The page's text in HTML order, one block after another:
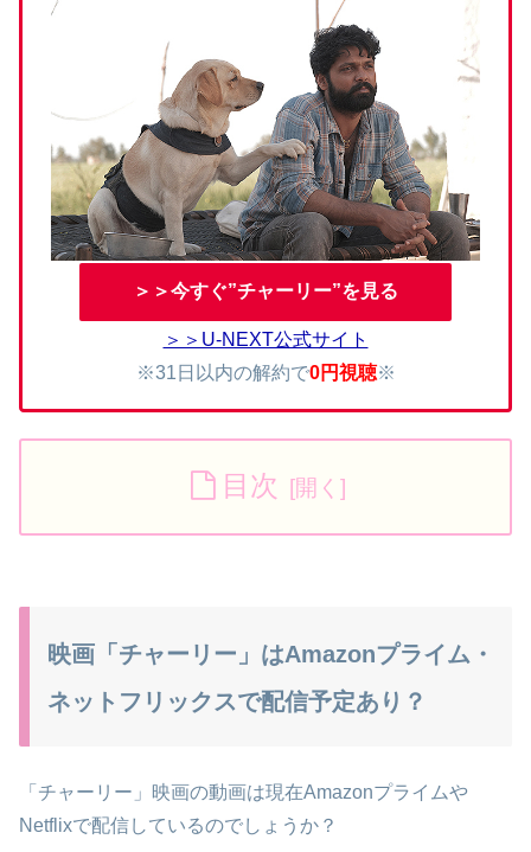
＞＞今すぐ”チャーリー”を見る
＞＞U-NEXT公式サイト
※31日以内の解約で0円視聴※
目次
映画「チャーリー」はAmazonプライム・
ネットフリックスで配信予定あり？
「チャーリー」映画の動画は現在Amazonプライムや
Netflixで配信しているのでしょうか？